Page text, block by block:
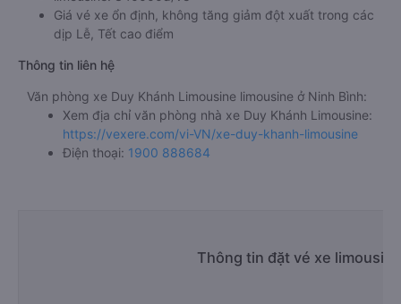
Giá vé xe ổn định, không tăng giảm đột xuất trong các
dịp Lễ, Tết cao điểm
Thông tin liên hệ
Văn phòng xe Duy Khánh Limousine limousine ở Ninh Bình:
Xem địa chỉ văn phòng nhà xe Duy Khánh Limousine:
https://vexere.com/vi-VN/xe-duy-khanh-limousine
Điện thoại: 1900 888684
Thông tin đặt vé xe